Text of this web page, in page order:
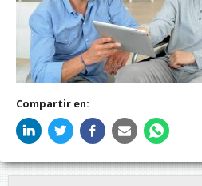
Compartir en: